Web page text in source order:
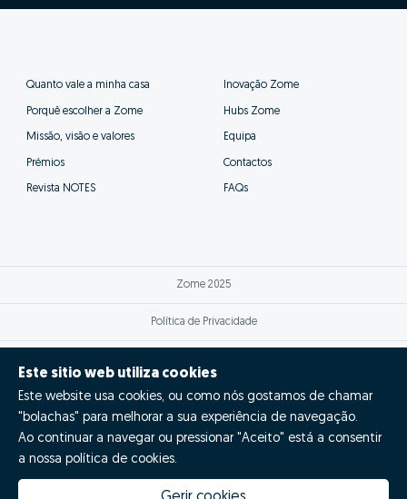
Quanto vale a minha casa
Porquê escolher a Zome
Missão, visão e valores
Prémios
Revista NOTES
Inovação Zome
Hubs Zome
Equipa
Contactos
FAQs
Zome 2025
Política de Privacidade
Resolução Alternativa de Litígios
Livro de reclamações
Espanhol (ES)
Este sitio web utiliza cookies
Este website usa cookies, ou como nós gostamos de chamar
"bolachas" para melhorar a sua experiência de navegação.
Ao continuar a navegar ou pressionar "Aceito" está a consentir
a nossa política de cookies.